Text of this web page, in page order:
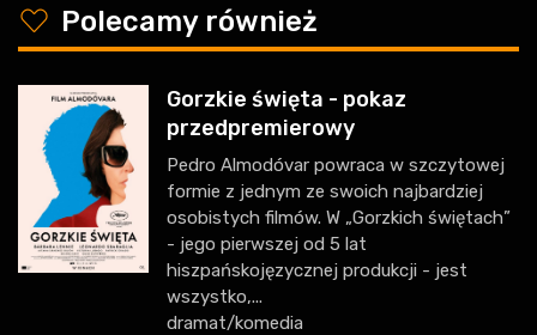
y Polecamy również
Gorzkie święta - pokaz
przedpremierowy
Pedro Almodóvar powraca w szczytowej
formie z jednym ze swoich najbardziej
osobistych filmów. W „Gorzkich świętach”
- jego pierwszej od 5 lat
hiszpańskojęzycznej produkcji - jest
wszystko,...
dramat/komedia